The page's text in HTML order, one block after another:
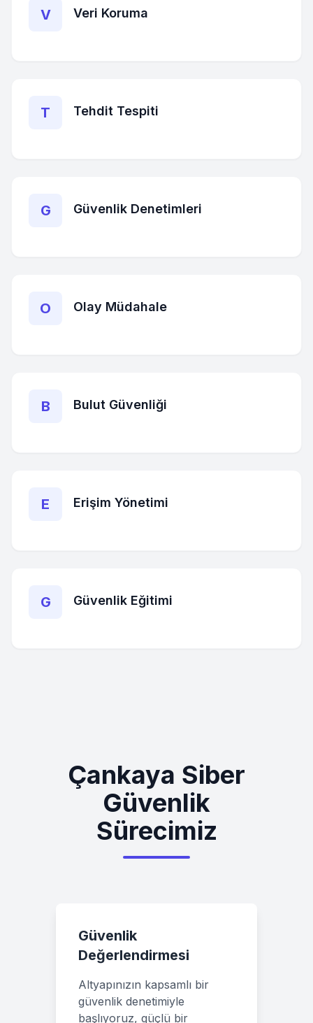
V Veri Koruma
T Tehdit Tespiti
G Güvenlik Denetimleri
O Olay Müdahale
B Bulut Güvenliği
E Erişim Yönetimi
G Güvenlik Eğitimi
Çankaya Siber
Güvenlik
Sürecimiz
Güvenlik
Değerlendirmesi
Altyapınızın kapsamlı bir
güvenlik denetimiyle
başlıyoruz, güçlü bir